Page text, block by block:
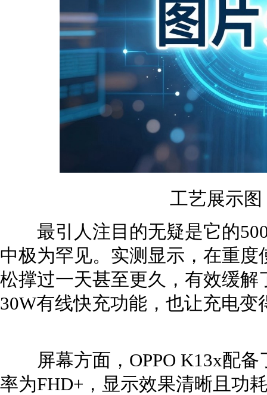
工艺展示
最引人注目的无疑是它的
中极为罕见。实测显示，在重度
松撑过一天甚至更久，有效缓
30W有线快充功能，也让充电变
屏幕方面，OPPO K13x配备
率为FHD+，显示效果清晰且功